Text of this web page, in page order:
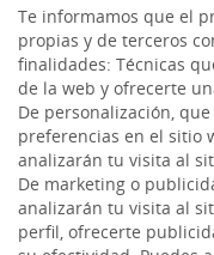
Te informamos que el
propias y de terceros
finalidades: Técnicas
de la web y ofrecerte
De personalización,
preferencias en el sitio
analizarán tu visita al
De marketing o
analizarán tu visita al
perfil, ofrecerte
HACER AQUÍ,